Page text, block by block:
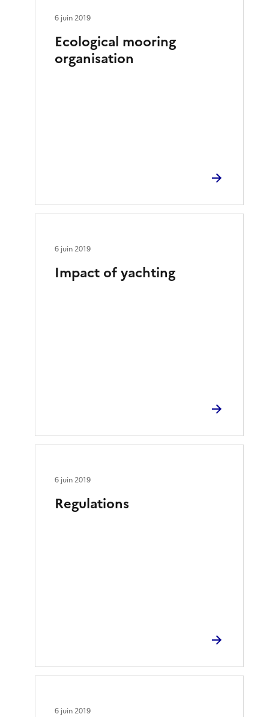
Ecological mooring
organisation
6 juin 2019
Impact of yachting
6 juin 2019
Regulations
6 juin 2019
6 juin 2019